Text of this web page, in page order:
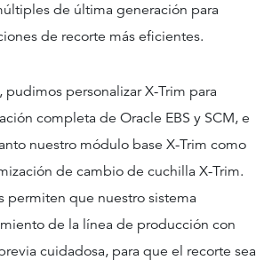
de última generación para
de recorte más eficientes.
pudimos personalizar X-Trim para
completa de Oracle EBS y SCM, e
nuestro módulo base X-Trim como
de cambio de cuchilla X-Trim.
permiten que nuestro sistema
de la línea de producción con
cuidadosa, para que el recorte sea